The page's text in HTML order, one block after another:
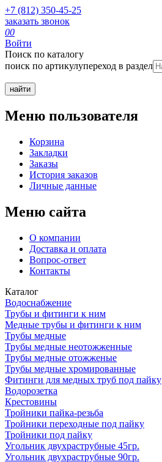
+7 (812) 350-45-25
заказать звонок
00
Войти
Поиск по каталогу
поиск по артикулупереход в раздел
Меню пользователя
Корзина
Закладки
Заказы
История заказов
Личные данные
Меню сайта
О компании
Доставка и оплата
Вопрос-ответ
Контакты
Каталог
Водоснабжение
Трубы и фитинги к ним
Медные трубы и фитинги к ним
Трубы медные
Трубы медные неотожженные
Трубы медные отожженые
Трубы медные хромированные
Фитинги для медных труб под пайку
Водорозетка
Крестовины
Тройники пайка-резьба
Тройники переходные под пайку
Тройники под пайку
Угольник двухраструбные 45гр.
Угольник двухраструбные 90гр.